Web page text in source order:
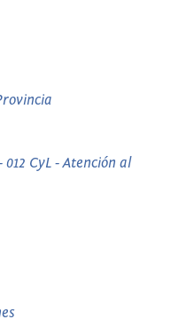
CyL - Atención al